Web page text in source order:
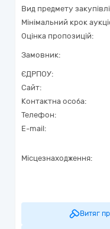
Вид предмету
Мінімальний крок
Оцінка пропозицій:
Замовник:
ЄДРПОУ:
Сайт:
Контактна особа:
Телефон:
E-mail:
Місцезнаходження:
Витяг